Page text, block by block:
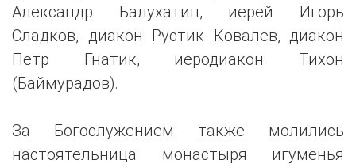
Александр Балухатин, иерей Игорь
Сладков, диакон Рустик Ковалев, диакон
Петр Гнатик, иеродиакон Тихон
(Баймурадов).
За Богослужением также молились
настоятельница монастыря игуменья